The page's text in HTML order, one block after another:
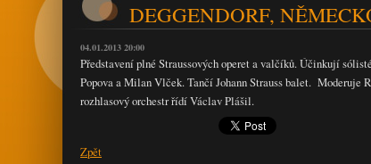
DEGGENDORF,
04.01.2013 20:00
Představení plné Straussových operet a valčíků. Účinkují
Popova a Milan Vlček. Tančí Johann Strauss balet. Moderuje
rozhlasový orchestr řídí Václav Plášil.
Zpět